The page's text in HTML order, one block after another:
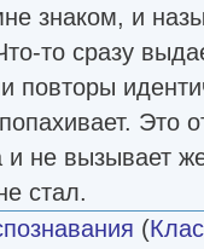
знаком, и
то сразу
повторы
Это
не вызывает
стал.
(